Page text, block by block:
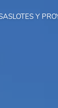
LOTES Y